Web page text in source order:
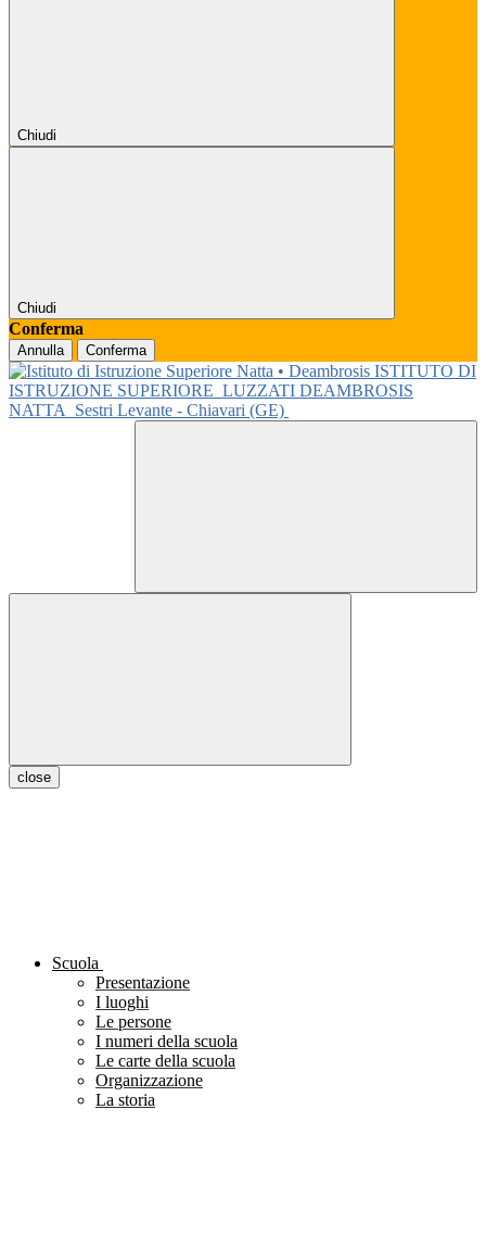
Chiudi
Chiudi
Conferma
Annulla Conferma
ISTITUTO DI
ISTRUZIONE SUPERIORE LUZZATI DEAMBROSIS
NATTA
Sestri Levante - Chiavari (GE)
close
Scuola
Presentazione
I luoghi
Le persone
I numeri della scuola
Le carte della scuola
Organizzazione
La storia